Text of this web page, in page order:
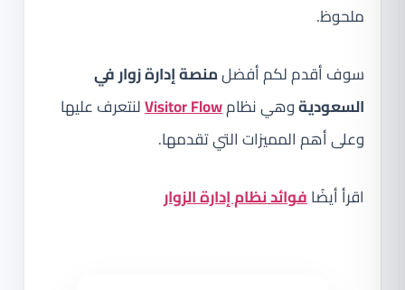
ملحوظ.
سوف أقدم لكم أفضلمنصة إدارة زوار في
السعوديةوهي نظامVisitor Flowلنتعرف عليها
وعلى أهم المميزات التي تقدمها.
اقرأ أيضًافوائد نظام إدارة الزوار